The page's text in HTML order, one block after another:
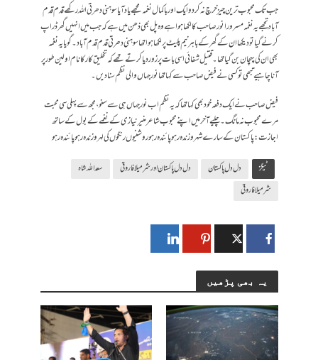
جب تک محبوب ترین چیز خرچ نہ کر دو ایک اور باکمال نغمہ مجھے یاد آیا سوہنی دھرتی اللہ رکھے قدم قدم
آباد تجھے یہ نغمہ مسرور انور صاحب کا لکھا ہوا ہے وہ پل بھی ذھن میں ہے کہ جب میں انہیں گھر ڈراپ
کرنے گیا تو دیکھا ان کے گھر کے باہر نیم پلیٹ پر لکھا ہوا تھا سوہنی دھرتی قدم قدم آباد۔گویا یہ نغمہ
بھی ان کی پہچان بن گیا تھا۔ قتیل شفائی اسی بات پر زور دیا کرتے تھے کہ تخلیق کار کا نام اولین طور پر
آنا چاہیے تبھی تو کسی نے فیض صاحب سے کہا تھا نورجہاں والی نظم سنا دیں۔
فیض صاحب نے ایک دفعہ خود بھی کہا تھا کہ یہ نظم اب نورجہاں ہی سے سنو، مجھ سے پہلی سی محبت
مرے محبوب نہ مانگ۔چلیے آخر میں اپنے محبوب شاعر منیر نیازی کے نغمے کے بول کے ساتھ
اجازت: پاکستان کے سارے شہرو زندہ رہو پائندہ رہو روشنیوں رنگوں کی لہرو زندہ رہو پائندہ رہو
ٹیگز دل دل پاکستان دل دل پاکستان اور شرمیلا فاروقی
سعد الله شاہ
شرمیلا فاروقی
یہ بھی پڑھیں